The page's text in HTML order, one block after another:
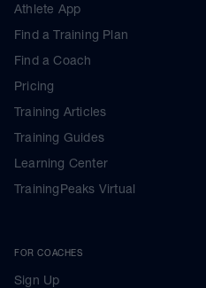
Athlete App
Find a Training Plan
Find a Coach
Pricing
Training Articles
Training Guides
Learning Center
TrainingPeaks Virtual
FOR COACHES
Sign Up